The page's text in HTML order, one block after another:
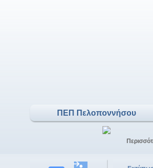
ΠΕΠ Πελοποννήσου